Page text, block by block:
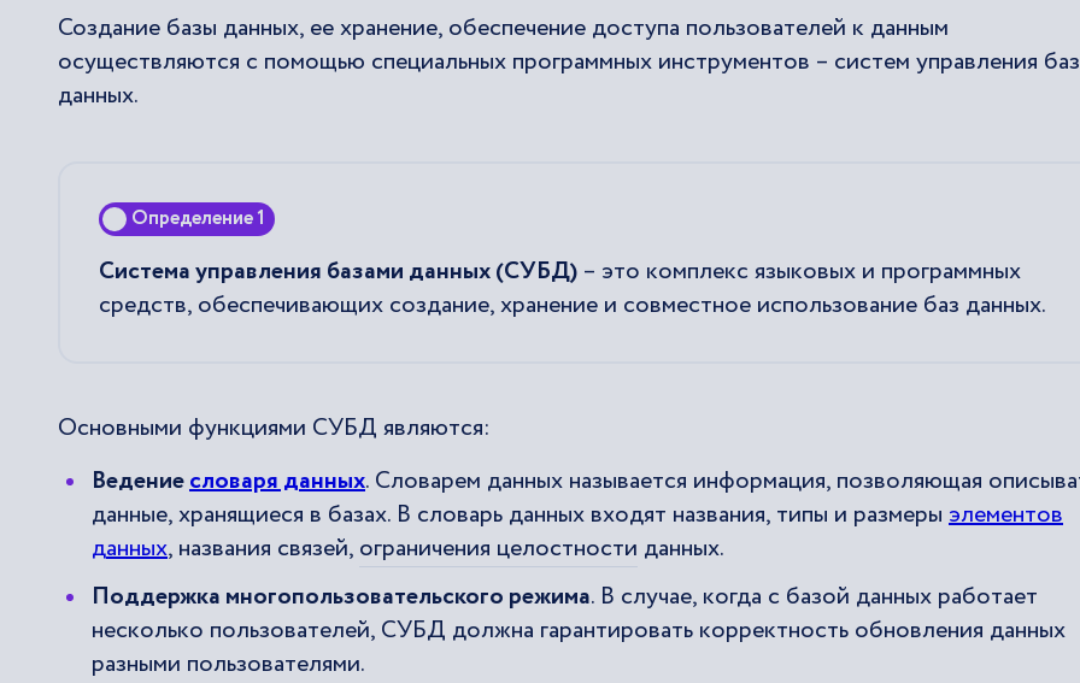
Создание базы данных, ее хранение, обеспечение доступа пользователей к данным
осуществляются с помощью специальных программных инструментов – систем управления
данных.
Определение 1
Система управления базами данных (СУБД) – это комплекс языковых и программных
средств, обеспечивающих создание, хранение и совместное использование баз данных.
Основными функциями СУБД являются:
Ведениесловаря данных. Словарем данных называется информация, позволяющая
данные, хранящиеся в базах. В словарь данных входят названия, типы и размеры элементов
данных, названия связей, ограничения целостности данных.
Поддержка многопользовательского режима. В случае, когда с базой данных работает
несколько пользователей, СУБД должна гарантировать корректность обновления данных
разными пользователями.